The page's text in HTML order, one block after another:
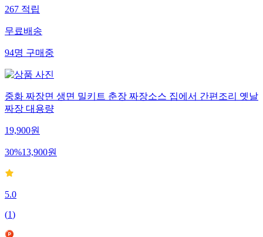
267적립
무료배송
94명구매중
중화 짜장면 생면 밀키트 춘장 짜장소스 집에서 간편조리 옛날
짜장 대용량
19,900원
30%13,900원
5.0
(1)